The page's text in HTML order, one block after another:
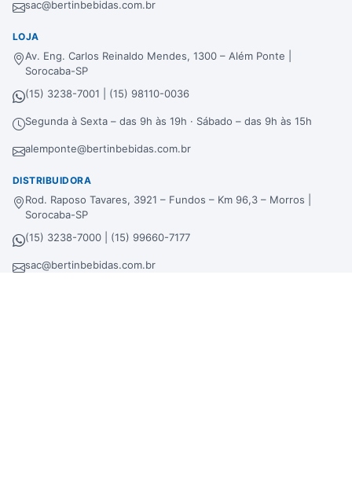
sac@bertinbebidas.com.br
LOJA
Av. Eng. Carlos Reinaldo Mendes, 1300 – Além Ponte |
Sorocaba-SP
(15) 3238-7001 | (15) 98110-0036
Segunda à Sexta – das 9h às 19h · Sábado – das 9h às 15h
alemponte@bertinbebidas.com.br
DISTRIBUIDORA
Rod. Raposo Tavares, 3921 – Fundos – Km 96,3 – Morros |
Sorocaba-SP
(15) 3238-7000 | (15) 99660-7177
sac@bertinbebidas.com.br